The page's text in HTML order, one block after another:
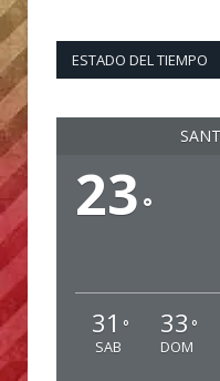
ESTADO DEL TIEMPO
23 °
31 °
SAB
33 °
DOM